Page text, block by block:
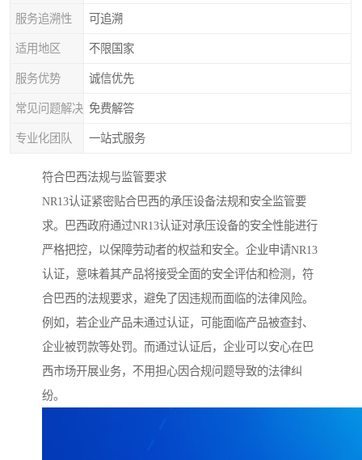
服务追溯性 可追溯
适用地区 不限国家
服务优势 诚信优先
常见问题解决 免费解答
专业化团队 一站式服务
符合巴西法规与监管要求
NR13认证紧密贴合巴西的承压设备法规和安全监管要
求。巴西政府通过NR13认证对承压设备的安全性能进行
严格把控，以保障劳动者的权益和安全。企业申请NR13
认证，意味着其产品将接受全面的安全评估和检测，符
合巴西的法规要求，避免了因违规而面临的法律风险。
例如，若企业产品未通过认证，可能面临产品被查封、
企业被罚款等处罚。而通过认证后，企业可以安心在巴
西市场开展业务，不用担心因合规问题导致的法律纠
纷。